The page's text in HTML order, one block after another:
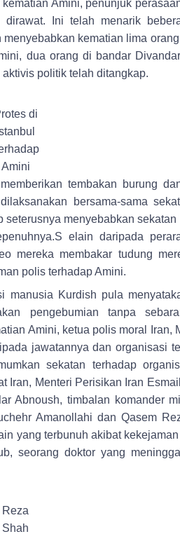
Amini, penunjuk
Ini telah menarik
kematian lima
dua orang di bandar
politik telah ditangkap.
di
Amini
tembakan burung
bersama-sama
menyebabkan
elain daripada
mereka membakar tudung
polis terhadap Amini.
manusia Kurdish pula
pengebumian tanpa
Amini, ketua polis moral Iran,
jawatannya dan organisasi
sekatan terhadap
Iran, Menteri Perisikan Iran
Abnoush, timbalan komander
Amanollahi dan Qasem
yang terbunuh akibat
seorang doktor yang
Reza
Shah